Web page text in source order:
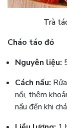
Trà
Cháo táo đỏ
Nguyên liệu:
Cách nấu:
nồi, thêm
nấu đến khi